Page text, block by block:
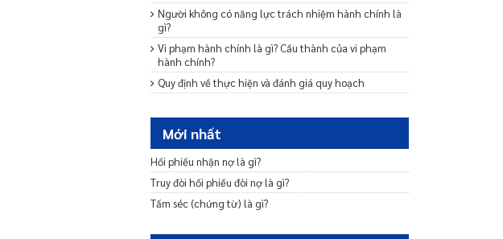
Người không có năng lực trách nhiệm hành chính là
gì?
Vi phạm hành chính là gì? Cấu thành của vi phạm
hành chính?
Quy định về thực hiện và đánh giá quy hoạch
về quy hoạch
Quy định về công bố và cung cấp thông tin quy hoạch
Những quy định chung về quy hoạch
Quy định về tổ chức lập quy hoạch
Quy định về quyết định hoặc phê duyệt quy hoạch
Mới nhất
Hối phiếu nhận nợ là gì?
Truy đòi hối phiếu đòi nợ là gì?
Tấm séc (chứng từ) là gì?